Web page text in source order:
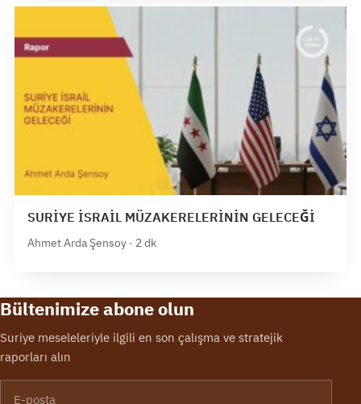
SURİYE İSRAİL MÜZAKERELERİNİN GELECEĞİ
Ahmet Arda Şensoy · 2 dk
Bültenimize abone olun
Suriye meseleleriyle ilgili en son çalışma ve stratejik
raporları alın